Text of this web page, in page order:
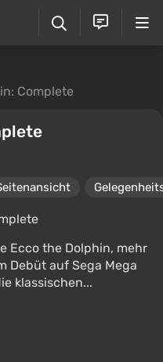
Complete
Ecco the Dolphin, mehr
Debüt auf Sega Mega
klassischen...